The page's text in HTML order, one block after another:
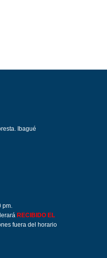
Ibagué
RECIBIDO EL
fuera del horario